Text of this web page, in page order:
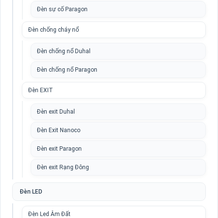
Đèn sự cố Paragon
Đèn chống cháy nổ
Đèn chống nổ Duhal
Đèn chống nổ Paragon
Đèn EXIT
Đèn exit Duhal
Đèn Exit Nanoco
Đèn exit Paragon
Đèn exit Rạng Đông
Đèn LED
Đèn Led Âm Đất